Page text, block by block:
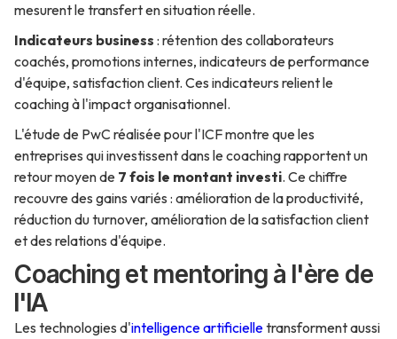
mesurent le transfert en situation réelle.
Indicateurs business : rétention des collaborateurs
coachés, promotions internes, indicateurs de performance
d'équipe, satisfaction client. Ces indicateurs relient le
coaching à l'impact organisationnel.
L'étude de PwC réalisée pour l'ICF montre que les
entreprises qui investissent dans le coaching rapportent un
retour moyen de 7 fois le montant investi. Ce chiffre
recouvre des gains variés : amélioration de la productivité,
réduction du turnover, amélioration de la satisfaction client
et des relations d'équipe.
Coaching et mentoring à l'ère de
l'IA
Les technologies d'intelligence artificielletransforment aussi